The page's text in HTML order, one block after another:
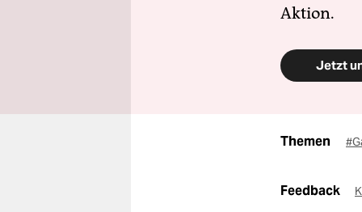
Aktion.
Jetzt
Themen
Feedback